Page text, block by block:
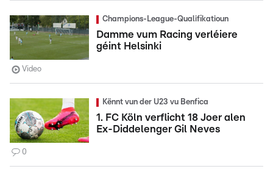
Champions-League-Qualifikatioun
Damme vum Racing verléiere
géint Helsinki
Video
Kënnt vun der U23 vu Benfica
1. FC Köln verflicht 18 Joer alen
Ex-Diddelenger Gil Neves
0